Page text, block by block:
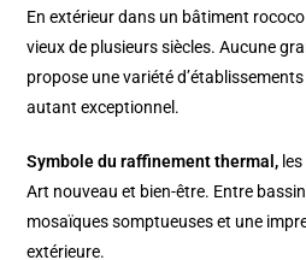
En extérieur dans un bâtiment
vieux de plusieurs siècles. Aucune
propose une variété
autant exceptionnel.
Symbole du raffinement thermal,
Art nouveau et bien-être. Entre
mosaïques somptueuses et une
extérieure.